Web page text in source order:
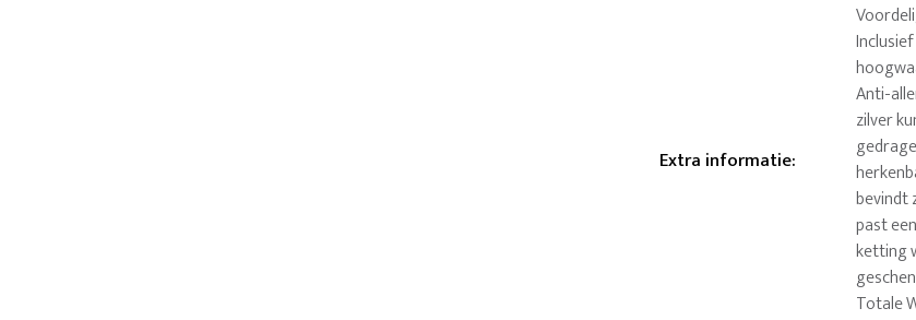
Extra informatie:
Anti-
zilver
bevindt
past
ketting
Totale